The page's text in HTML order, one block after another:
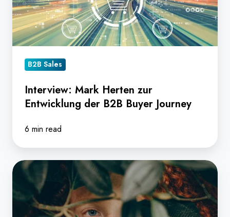
zur
Entwicklung
der
B2B
BuyerB2B Sales
Interview: Mark Herten zur
Entwicklung der B2B Buyer Journey
6 min read
Intent
Data
–